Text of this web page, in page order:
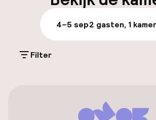
Parkeren & mobiliteit
Openbaar parkeren
4–5 sep2 gasten, 1 kamer
Filter